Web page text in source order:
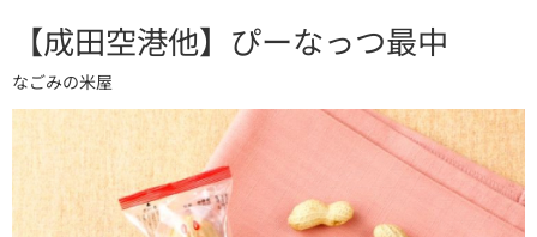
【成田空港他】ぴーなっつ最中
なごみの米屋